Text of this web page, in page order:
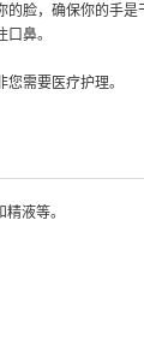
的脸，确保你的手是
鼻。
需要医疗护理。
液等。